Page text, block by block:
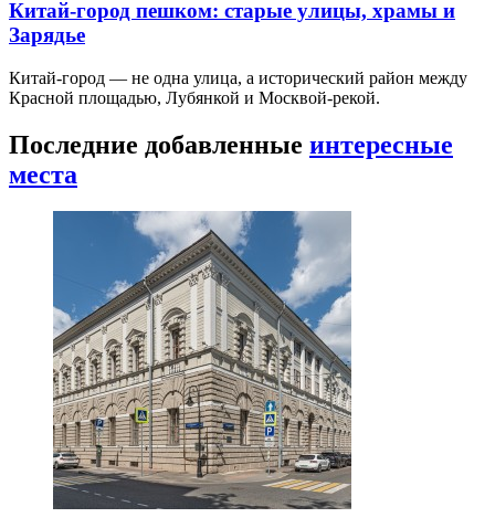
Китай-город пешком: старые улицы, храмы и
Зарядье
Китай-город — не одна улица, а исторический район между
Красной площадью, Лубянкой и Москвой-рекой.
Последние добавленные интересные
места